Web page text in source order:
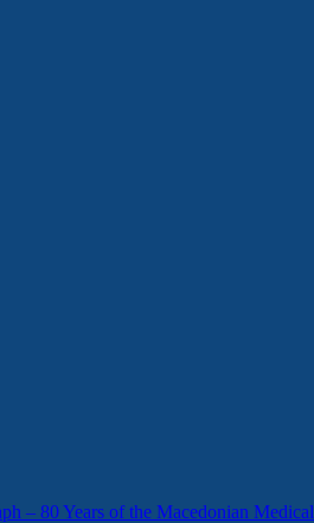
– 80 Years of the Macedonian